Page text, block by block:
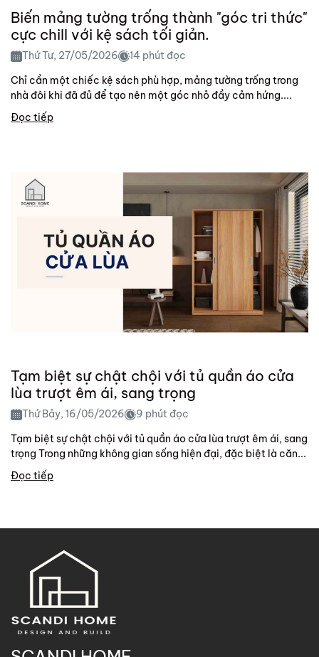
Biến mảng tường trống thành "góc tri thức"
cực chill với kệ sách tối giản.
Thứ Tư, 27/05/2026
14 phút đọc
Chỉ cần một chiếc kệ sách phù hợp, mảng tường trống trong
nhà đôi khi đã đủ để tạo nên một góc nhỏ đầy cảm hứng....
Đọc tiếp
Tạm biệt sự chật chội với tủ quần áo cửa
lùa trượt êm ái, sang trọng
Thứ Bảy, 16/05/2026
9 phút đọc
Tạm biệt sự chật chội với tủ quần áo cửa lùa trượt êm ái, sang
trọng Trong những không gian sống hiện đại, đặc biệt là căn...
Đọc tiếp